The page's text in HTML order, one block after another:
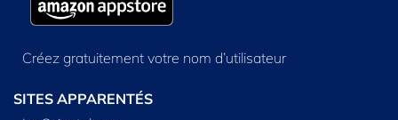
Créez gratuitement votre nom d’utilisateur
SITES APPARENTÉS